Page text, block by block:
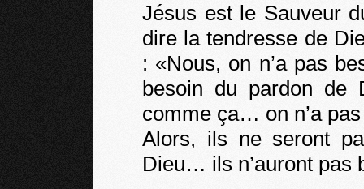
Jésus est le Sauveur
dire la tendresse de
: «Nous, on n’a pas
besoin du pardon
comme ça… on n’a
Alors, ils ne seront
Dieu… ils n’auront pas